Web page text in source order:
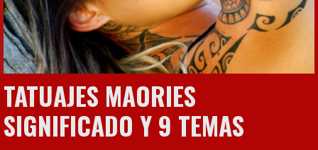
TATUAJES MAORIES
SIGNIFICADO Y 9 TEMAS